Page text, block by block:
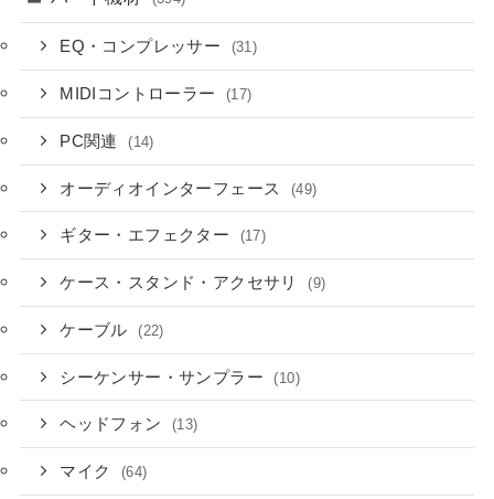
EQ・コンプレッサー (31)
MIDIコントローラー (17)
PC関連 (14)
オーディオインターフェース (49)
ギター・エフェクター (17)
ケース・スタンド・アクセサリ (9)
ケーブル (22)
シーケンサー・サンプラー (10)
ヘッドフォン (13)
マイク (64)